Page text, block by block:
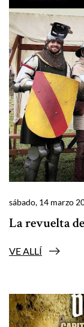
sábado, 14 marzo
La revuelta
VE ALLÍ